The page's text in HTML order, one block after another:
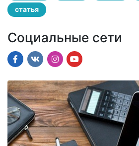
статья
Социальные сети